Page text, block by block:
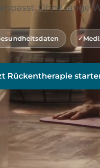
Ohne lange
Medizinprodukt Klasse
Rückentherapie